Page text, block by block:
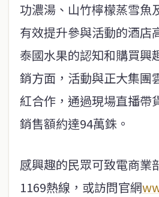
功濃湯、山竹檸檬蒸雪魚
有效提升參與活動的酒店
泰國水果的認知和購買興
銷方面，活動與正大集團
紅合作，通過現場直播帶
銷售額約達94萬銖。
感興趣的民眾可致電商業
1169熱線，或訪問官網